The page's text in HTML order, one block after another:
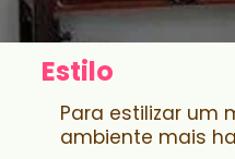
Estilo
Para estilizar um
ambiente mais